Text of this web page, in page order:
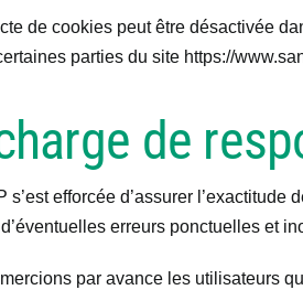
de cookies peut être désactivée
parties du site https://
de
s’est efforcée d’assurer
erreurs ponctuelles et
par avance les utilisateurs